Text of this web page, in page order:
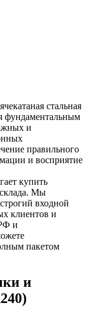
стальная
фундаментальным
и
правильного
и восприятие
купить
Мы
входной
клиентов и
и
пакетом
и